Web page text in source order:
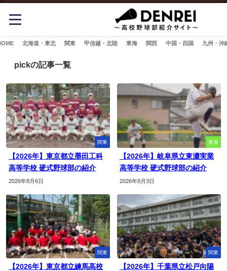
北海道・東北 関東 甲信越・北陸 東海 関西 中国・四国 九州・沖
pickの記事一覧
関東
【2026年】東京都立墨田工科
高等学校 硬式野球部の紹介
2026年8月6日
東海
【2026年】岐阜県立東濃実業
高等学校 硬式野球部の紹介
2026年8月3日
関東
【2026年】東京都立練馬高校
関東
【2026年】千葉県立松戸向陽